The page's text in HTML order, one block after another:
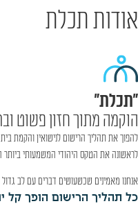
אודות תכלת
"תכלת"
הוקמה מתוך חזון פשוט
להפוך את תהליך הרישום לנישואין והקמת
לראשונה את הטקס היהודי המשמעותי ביותר
אנחנו מאמינים שכשעושים דברים עם לב
כל תהליך הרישום הופך קל